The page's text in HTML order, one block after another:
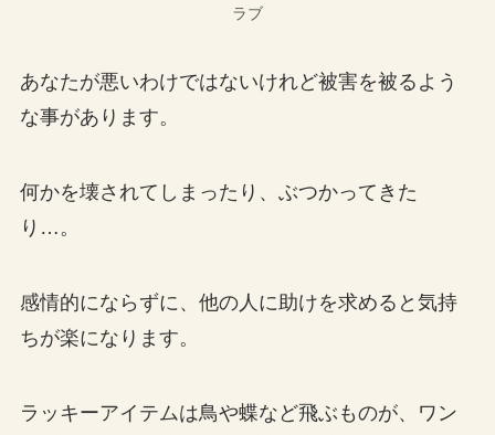
ラブ
あなたが悪いわけではないけれど被害を被るよう
な事があります。
何かを壊されてしまったり、ぶつかってきた
り…。
感情的にならずに、他の人に助けを求めると気持
ちが楽になります。
ラッキーアイテムは鳥や蝶など飛ぶものが、ワン